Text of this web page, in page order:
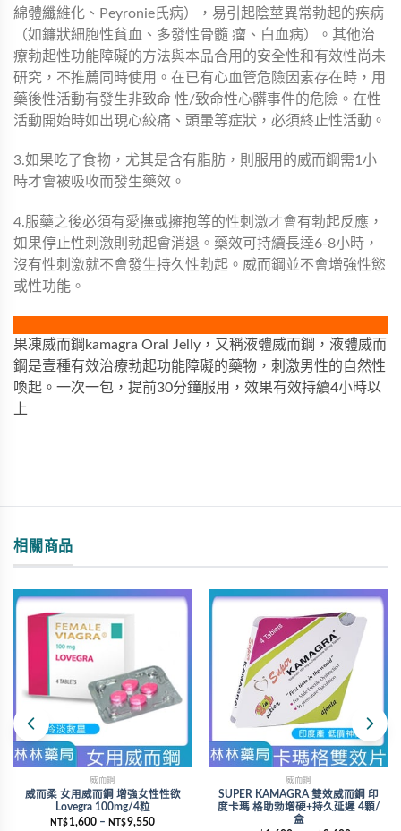
綿體纖維化、Peyronie氏病），易引起陰莖異常勃起的疾病
（如鐮狀細胞性貧血、多發性骨髓 瘤、白血病）。其他治
療勃起性功能障礙的方法與本品合用的安全性和有效性尚未
研究，不推薦同時使用。在已有心血管危險因素存在時，用
藥後性活動有發生非致命 性/致命性心髒事件的危險。在性
活動開始時如出現心絞痛、頭暈等症狀，必須終止性活動。
3.如果吃了食物，尤其是含有脂肪，則服用的威而鋼需1小
時才會被吸收而發生藥效。
4.服藥之後必須有愛撫或擁抱等的性刺激才會有勃起反應，
如果停止性刺激則勃起會消退。藥效可持續長達6-8小時，
沒有性刺激就不會發生持久性勃起。威而鋼並不會增強性慾
或性功能。
果凍威而鋼kamagra Oral Jelly，又稱液體威而鋼，液體威而
鋼是壹種有效治療勃起功能障礙的藥物，刺激男性的自然性
喚起。一次一包，提前30分鐘服用，效果有效持續4小時以
上
相關商品
威而鋼
威而柔 女用威而鋼 增強女性性欲
Lovegra 100mg/4粒
NT$ 1,600 – NT$9,550
威而鋼
SUPER KAMAGRA 雙效威而鋼 印
度卡瑪 格助勃增硬+持久延遲 4顆/
盒